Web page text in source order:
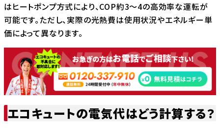
はヒートポンプ方式により、COP約3～4の高効率な運転が
可能です。ただし、実際の光熱費は使用状況やエネルギー単
価によって異なります。
エコキュートの電気代はどう計算する？